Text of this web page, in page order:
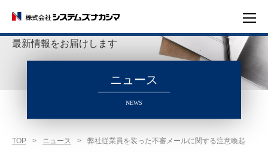
最新情報をお届けします
ニュース
NEWS
TOP > ニュース > 弊社従業員を装った不審メールに関する注意喚起